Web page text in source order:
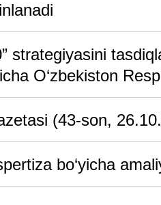
stratеgiyasini
O‘zbеkiston
(43-son,
bo‘yicha